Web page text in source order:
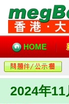
HOME
2024年11